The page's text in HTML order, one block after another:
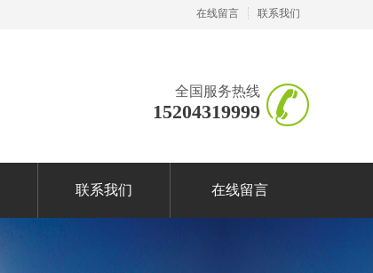
在线留言 联系我们
全国服务热线
15204319999
联系我们 在线留言